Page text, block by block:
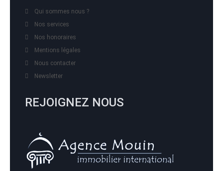
Qui sommes nous ?
Nos services
Nos honoraires
Mentions légales
Nous contacter
Newsletter
REJOIGNEZ NOUS